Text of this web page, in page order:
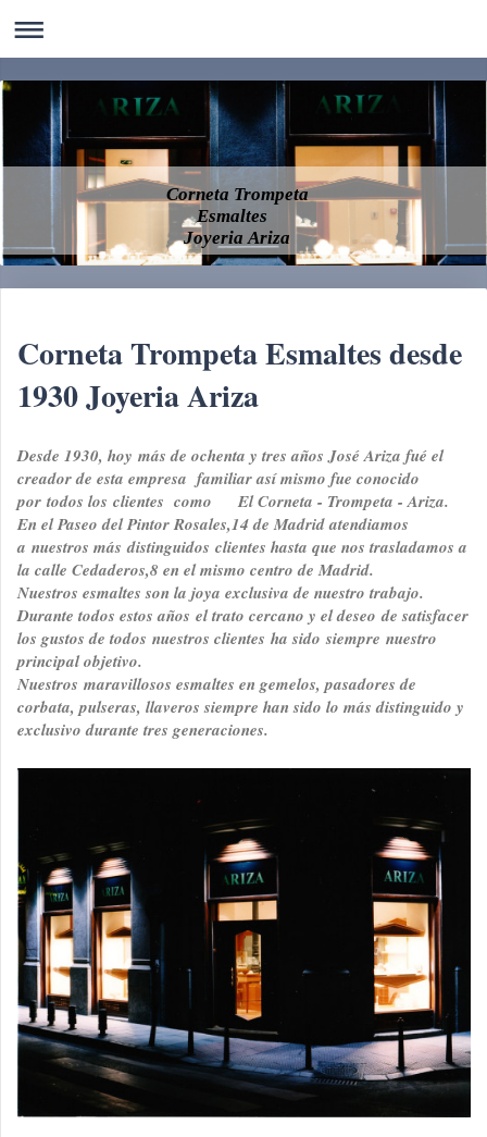
Corneta Trompeta
Esmaltes
Joyeria Ariza
Corneta Trompeta Esmaltes desde
1930 Joyeria Ariza
Desde 1930, hoy más de ochenta y tres años José Ariza fué el
creador de esta empresa familiar así mismo fue conocido
por todos los clientes como El Corneta - Trompeta - Ariza.
En el Paseo del Pintor Rosales,14 de Madrid atendiamos
a nuestros más distinguidos clientes hasta que nos trasladamos a
la calle Cedaderos,8 en el mismo centro de Madrid.
Nuestros esmaltes son la joya exclusiva de nuestro trabajo.
Durante todos estos años el trato cercano y el deseo de satisfacer
los gustos de todos nuestros clientes ha sido siempre nuestro
principal objetivo.
Nuestros maravillosos esmaltes en gemelos, pasadores de
corbata, pulseras, llaveros siempre han sido lo más distinguido y
exclusivo durante tres generaciones.